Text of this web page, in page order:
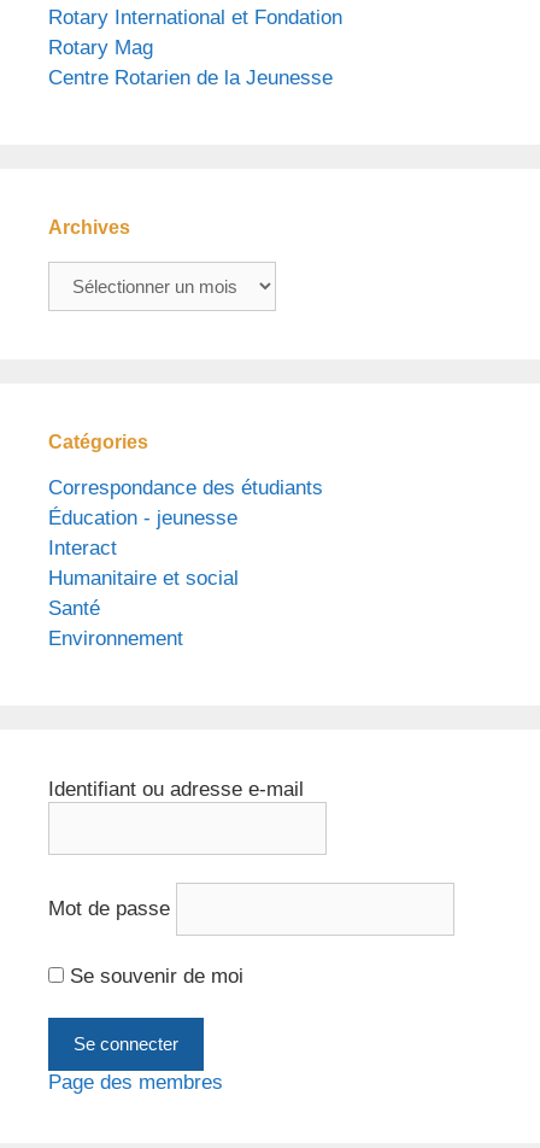
Rotary International et Fondation
Rotary Mag
Centre Rotarien de la Jeunesse
Archives
Archives
Catégories
Correspondance des étudiants
Éducation - jeunesse
Interact
Humanitaire et social
Santé
Environnement
Identifiant ou adresse e-mail
Mot de passe
Se souvenir de moi
Page des membres